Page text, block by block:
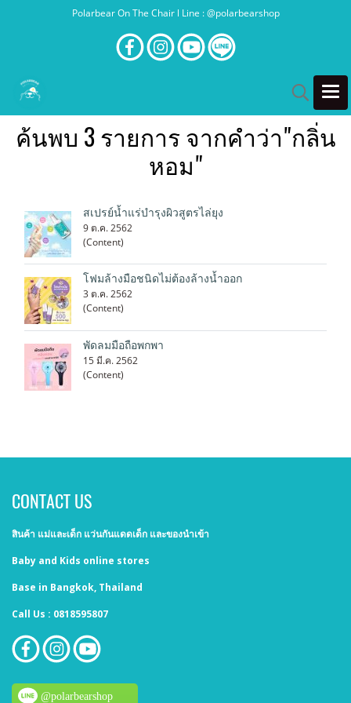
Polarbear On The Chair l Line : @polarbearshop
ค้นพบ 3 รายการ จากคำว่า"กลิ่น
หอม"
สเปรย์น้ำแร่บำรุงผิวสูตรไล่ยุง
9 ต.ค. 2562
(Content)
โฟมล้างมือชนิดไม่ต้องล้างน้ำออก
3 ต.ค. 2562
(Content)
พัดลมมือถือพกพา
15 มี.ค. 2562
(Content)
CONTACT US
สินค้า แม่และเด็ก แว่นกันแดดเด็ก และของนำเข้า
Baby and Kids online stores
Base in Bangkok, Thailand
Call Us : 0818595807
@polarbearshop